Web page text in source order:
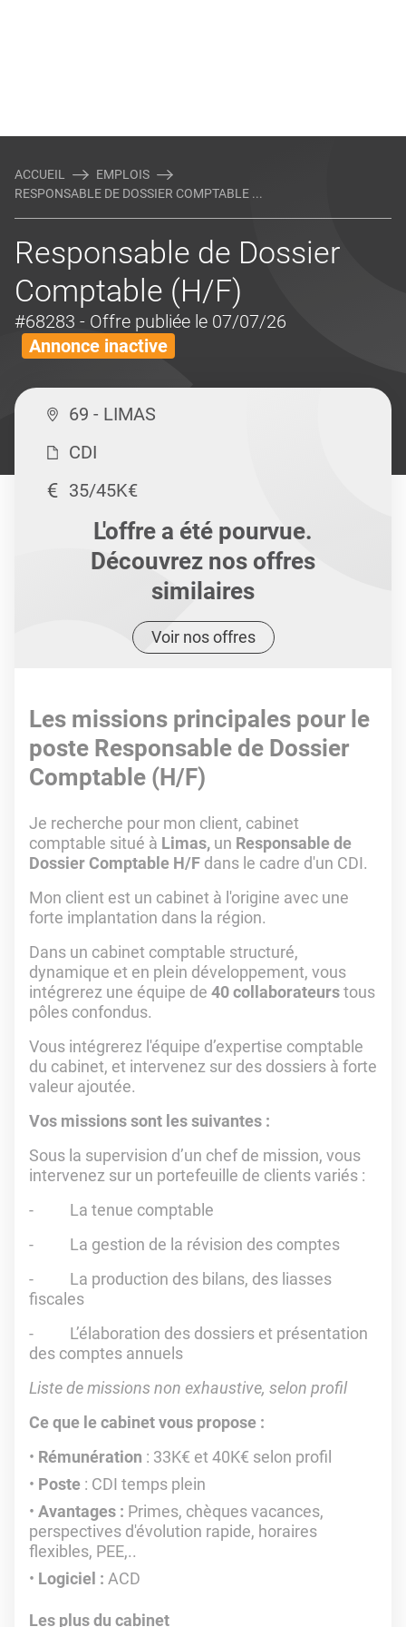
ACCUEIL
EMPLOIS
RESPONSABLE DE DOSSIER COMPTABLE ...
Responsable de Dossier
Comptable (H/F)
#68283 - Offre publiée le 07/07/26
Annonce inactive
69 - LIMAS
CDI
35/45K€
L'offre a été pourvue.
Découvrez nos offres
similaires
Voir nos offres
Les missions principales pour le
poste Responsable de Dossier
Comptable (H/F)
Je recherche pour mon client, cabinet
comptable situé à Limas, un Responsable de
Dossier Comptable H/F dans le cadre d'un CDI.
Mon client est un cabinet à l'origine avec une
forte implantation dans la région.
Dans un cabinet comptable structuré,
dynamique et en plein développement, vous
intégrerez une équipe de 40 collaborateurstous
pôles confondus.
Vous intégrerez l'équipe d’expertise comptable
du cabinet, et intervenez sur des dossiers à forte
valeur ajoutée.
Vos missions sont les suivantes :
Sous la supervision d’un chef de mission, vous
intervenez sur un portefeuille de clients variés :
- La tenue comptable
- La gestion de la révision des comptes
- La production des bilans, des liasses
fiscales
- L’élaboration des dossiers et présentation
des comptes annuels
Liste de missions non exhaustive, selon profil
Ce que le cabinet vous propose :
Rémunération : 33K€ et 40K€ selon profil
Poste : CDI temps plein
Avantages : Primes, chèques vacances,
perspectives d'évolution rapide, horaires
flexibles, PEE,..
Logiciel : ACD
Les plus du cabinet